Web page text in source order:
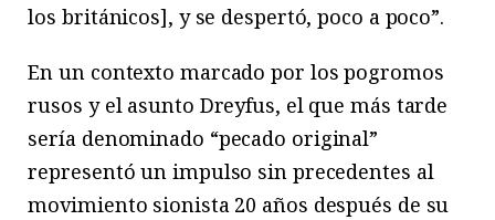
los británicos], y se despertó, poco a poco”.
En un contexto marcado por los pogromos
rusos y el asunto Dreyfus, el que más tarde
sería denominado “pecado original”
representó un impulso sin precedentes al
movimiento sionista 20 años después de su